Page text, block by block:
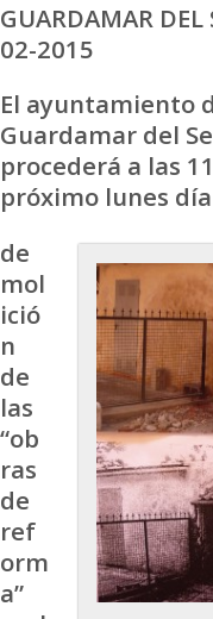
GUARDAMAR DEL
02-2015
El ayuntamiento
Guardamar del
procederá a las
próximo lunes
de
mol
ició
n
de
las
“ob
ras
de
ref
orm
a”